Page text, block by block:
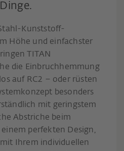
Kunststoff-
Höhe und einfachster
TITAN
die Einbruchhemmung
auf RC2 – oder rüsten
besonders
mit geringstem
Abstriche beim
perfekten Design,
Ihrem individuellen